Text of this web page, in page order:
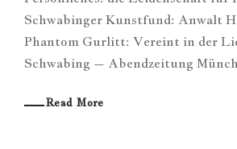
Schwabinger Kunstfund: Anwalt
Phantom Gurlitt: Vereint in der
Schwabing – Abendzeitung
Read More